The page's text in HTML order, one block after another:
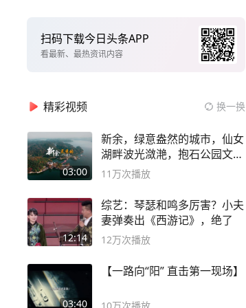
扫码下载今日头条APP
看最新、最热资讯内容
精彩视频 换一换
03:00
新余，绿意盎然的城市，仙女
湖畔波光潋滟，抱石公园文化
深邃……
11万次播放
12:14
综艺：琴瑟和鸣多厉害？小夫
妻弹奏出《西游记》，绝了
12万次播放
03:40
【一路向“阳” 直击第一现场】